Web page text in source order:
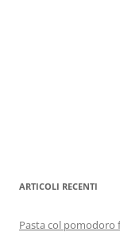
ARTICOLI RECENTI
Pasta col pomodoro